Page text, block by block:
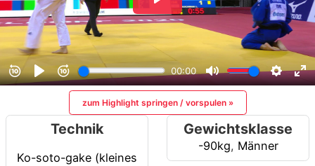
zum Highlight springen / vorspulen »
Technik
Ko-soto-gake (kleines
Gewichtsklasse
-90kg, Männer